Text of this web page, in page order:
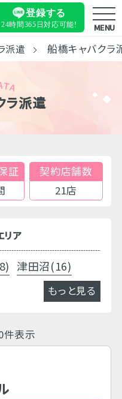
登録する
24時間365日対応可能! MENU
派遣 船橋キャバクラ
ラ派遣
証
契約店舗数
21店
リア
津田沼(16)
もっと見る
件表示